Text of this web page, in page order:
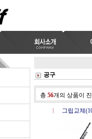
공구
총 56개의 상품이
그립교체